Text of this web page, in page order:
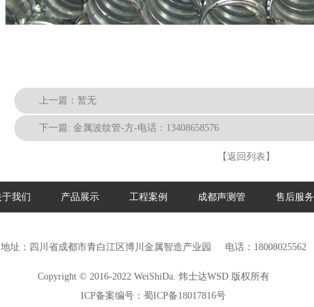
上一篇：暂无
下一篇: 金属波纹管-方-电话：13408658576
【返回列表】
于我们 产品展示 工程案例 成都声测管 售后服务
地址：四川省成都市青白江区博川金属智造产业园 电话：18008025562
Copyright © 2016-2022 WeiShiDa. 炜士达WSD 版权所有
ICP备案编号： 蜀ICP备18017816号